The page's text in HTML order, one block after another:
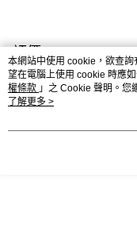
評價
喜歡這個商品嗎？購買
本網站中使用 cookie，欲查
望在電腦上使用 cookie 時應
權條款 」之 Cookie 聲明。您
用條款之 Cookie 聲明使用
了解更多 >